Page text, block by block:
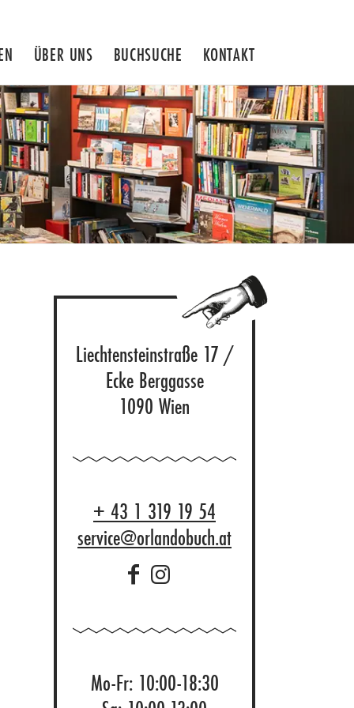
ÜBER UNS BUCHSUCHE KONTAKT
Liechtensteinstraße 17 /
Ecke Berggasse
1090 Wien
+ 43 1 319 19 54
service@orlandobuch.at
Mo-Fr: 10:00-18:30